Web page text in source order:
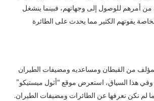
أمرهم للوصول إلى وجهاتهم، فبينما ينشغل
يفوتهم الكثير مما يحدث على الطائرة
من القبطان ومساعديه ومضيفات الطيران
هذا السياق، استعرض موقع “أثول ميستيكو”